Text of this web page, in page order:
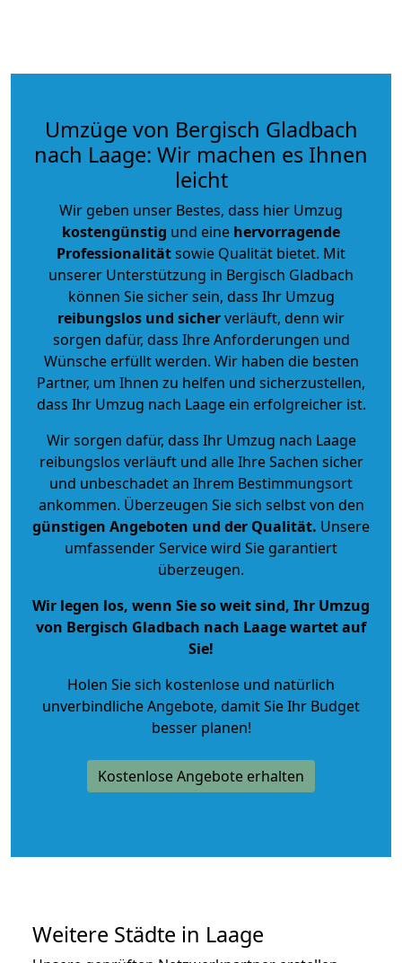
Umzüge von Bergisch Gladbach
nach Laage: Wir machen es Ihnen
leicht
Wir geben unser Bestes, dass hier Umzug
kostengünstig und eine hervorragende
Professionalitätsowie Qualität bietet. Mit
unserer Unterstützung in Bergisch Gladbach
können Sie sicher sein, dass Ihr Umzug
reibungslos und sicherverläuft, denn wir
sorgen dafür, dass Ihre Anforderungen und
Wünsche erfüllt werden. Wir haben die besten
Partner, um Ihnen zu helfen und sicherzustellen,
dass Ihr Umzug nach Laage ein erfolgreicher ist.
Wir sorgen dafür, dass Ihr Umzug nach Laage
reibungslos verläuft und alle Ihre Sachen sicher
und unbeschadet an Ihrem Bestimmungsort
ankommen. Überzeugen Sie sich selbst von den
günstigen Angeboten und der Qualität. Unsere
umfassender Service wird Sie garantiert
überzeugen.
Wir legen los, wenn Sie so weit sind, Ihr Umzug
von Bergisch Gladbach nach Laage wartet auf
Sie!
Holen Sie sich kostenlose und natürlich
unverbindliche Angebote, damit Sie Ihr Budget
besser planen!
Kostenlose Angebote erhalten
Weitere Städte in Laage